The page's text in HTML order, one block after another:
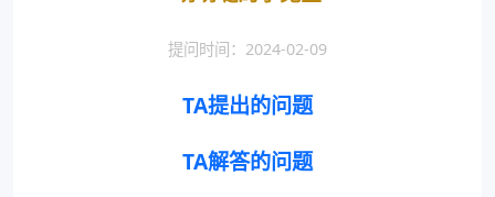
提问时间：2024-02-09
TA提出的问题
TA解答的问题